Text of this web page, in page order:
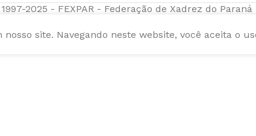
2025 - FEXPAR - Federação de Xadrez do Paraná
site. Navegando neste website, você aceita o